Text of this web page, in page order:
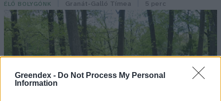
Greendex - Do Not Process My Personal
Information
ÉLŐ BOLYGÓNK Granát-Galló Tímea 5 perc